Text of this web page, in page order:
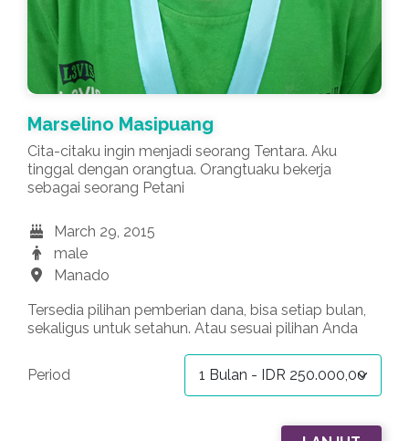
Marselino Masipuang
Cita-citaku ingin menjadi seorang Tentara. Aku
tinggal dengan orangtua. Orangtuaku bekerja
sebagai seorang Petani
March 29, 2015
male
Manado
Tersedia pilihan pemberian dana, bisa setiap bulan,
sekaligus untuk setahun. Atau sesuai pilihan Anda
Period